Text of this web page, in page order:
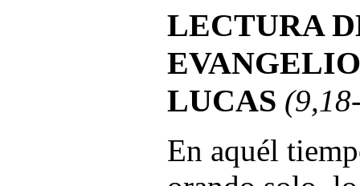
LECTURA
LUCAS
En aquél